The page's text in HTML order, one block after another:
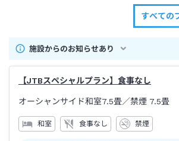
すべての
施設からのお知らせあり
【JTBスペシャルプラン】食事なし
オーシャンサイド和室7.5畳／禁煙 7.5畳
和室 食事なし 禁煙